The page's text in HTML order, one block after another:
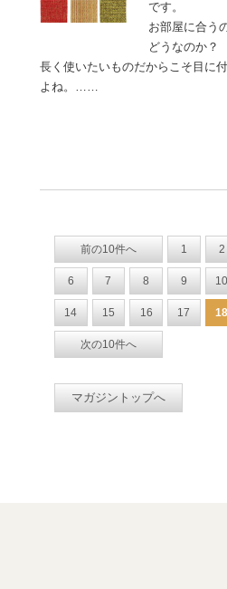
です。
お部屋に合う
どうなのか？
長く使いたいものだからこそ目に
よね。……
前の10件へ 1 2
6 7 8 9 10
14 15 16 17 18
次の10件へ
マガジントップへ